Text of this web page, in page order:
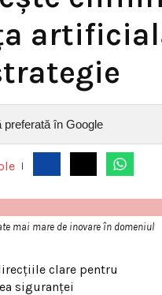
în Google
mai mare de inovare în domeniul
clare pentru
siguranței